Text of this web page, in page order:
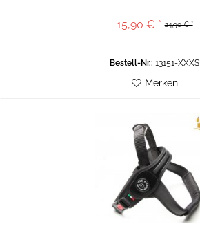
24,90 € *
15,90 € *
Bestell-Nr.: 13151-XXXS
Merken